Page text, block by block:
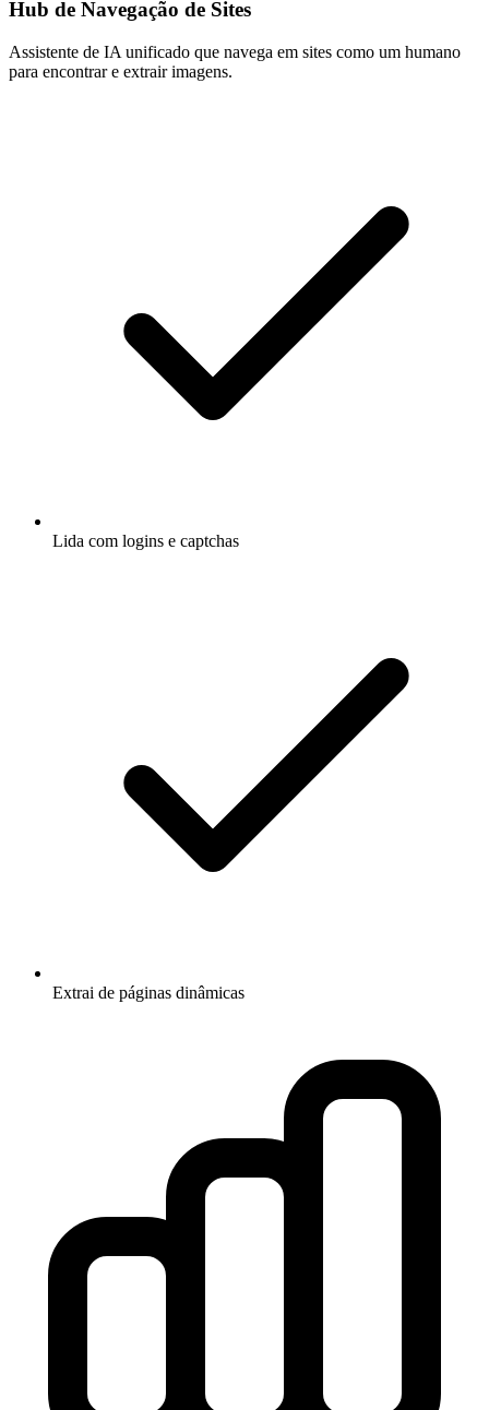
Hub de Navegação de Sites
Assistente de IA unificado que navega em sites como um humano
para encontrar e extrair imagens.
Lida com logins e captchas
Extrai de páginas dinâmicas